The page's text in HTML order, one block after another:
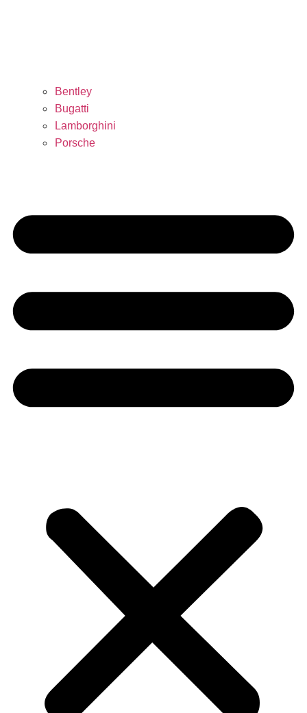
Bentley
Bugatti
Lamborghini
Porsche